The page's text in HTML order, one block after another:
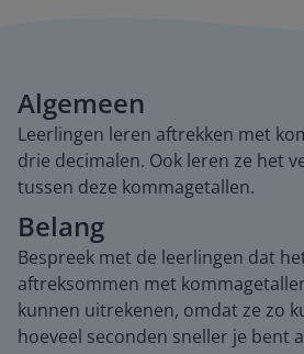
Algemeen
Leerlingen leren aftrekken met
drie decimalen. Ook leren ze het
tussen deze kommagetallen.
Belang
Bespreek met de leerlingen dat
aftreksommen met
kunnen uitrekenen, omdat ze zo
hoeveel seconden sneller je bent